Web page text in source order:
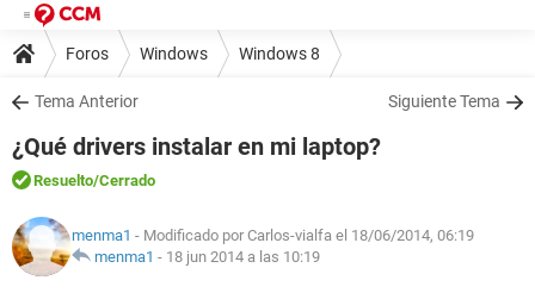
Foros Windows Windows 8
Tema Anterior Siguiente Tema
¿Qué drivers instalar en mi laptop?
Resuelto/Cerrado
menma1 - Modificado por Carlos-vialfa el 18/06/2014, 06:19
menma1 - 18 jun 2014 a las 10:19